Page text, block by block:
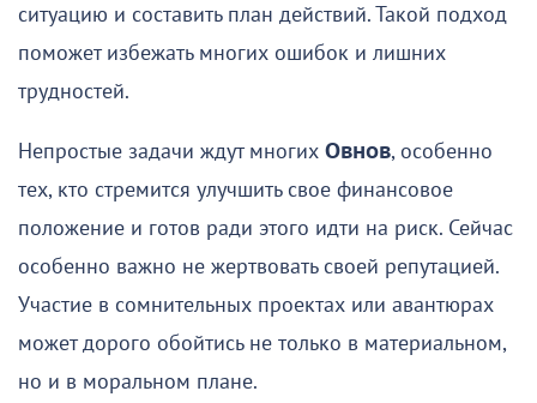
ситуацию и составить план действий. Такой подход
поможет избежать многих ошибок и лишних
трудностей.
Непростые задачи ждут многих Овнов, особенно
тех, кто стремится улучшить свое финансовое
положение и готов ради этого идти на риск. Сейчас
особенно важно не жертвовать своей репутацией.
Участие в сомнительных проектах или авантюрах
может дорого обойтись не только в материальном,
но и в моральном плане.